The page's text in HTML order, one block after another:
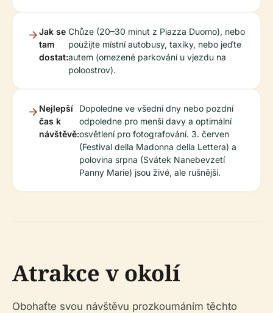
Jak se
tam
dostat:
Chůze (20–30 minut z Piazza Duomo), nebo
použijte místní autobusy, taxíky, nebo jeďte
autem (omezené parkování u vjezdu na
poloostrov).
Nejlepší
čas k
návštěvě:
Dopoledne ve všední dny nebo pozdní
odpoledne pro menší davy a optimální
osvětlení pro fotografování. 3. červen
(Festival della Madonna della Lettera) a
polovina srpna (Svátek Nanebevzetí
Panny Marie) jsou živé, ale rušnější.
Atrakce v okolí
Obohaťte svou návštěvu prozkoumáním těchto